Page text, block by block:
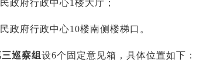
政府行政中心1楼大厅；
政府行政中心10楼南侧楼梯口。
巡察组 设6个固定意见箱，具体位置如下：